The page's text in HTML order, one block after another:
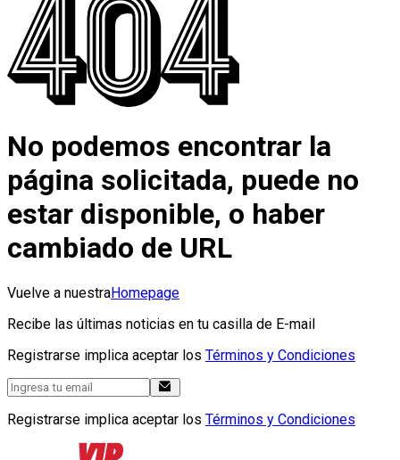
No podemos encontrar la
página solicitada, puede no
estar disponible, o haber
cambiado de URL
Vuelve a nuestraHomepage
Recibe las últimas noticias en tu casilla de E-mail
Registrarse implica aceptar los Términos y Condiciones
Registrarse implica aceptar los Términos y Condiciones